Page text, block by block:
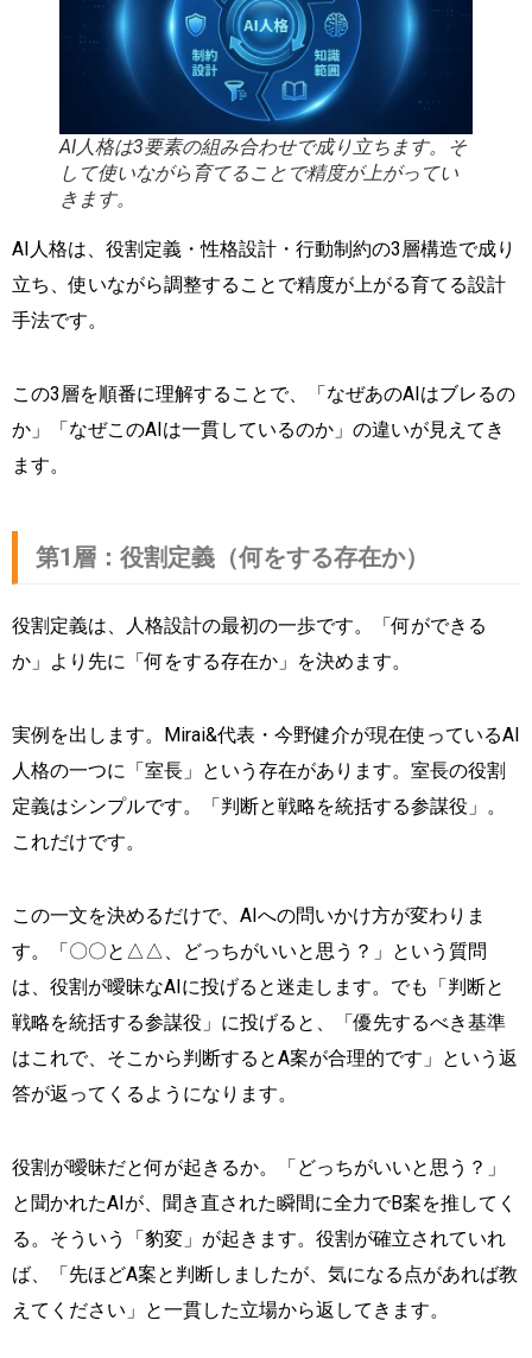
AI人格は3要素の組み合わせで成り立ちます。そ
して使いながら育てることで精度が上がってい
きます。
AI人格は、役割定義・性格設計・行動制約の3層構造で成り
立ち、使いながら調整することで精度が上がる育てる設計
手法です。
この3層を順番に理解することで、「なぜあのAIはブレるの
か」「なぜこのAIは一貫しているのか」の違いが見えてき
ます。
第1層：役割定義（何をする存在か）
役割定義は、人格設計の最初の一歩です。「何ができる
か」より先に「何をする存在か」を決めます。
実例を出します。Mirai&代表・今野健介が現在使っているAI
人格の一つに「室長」という存在があります。室長の役割
定義はシンプルです。「判断と戦略を統括する参謀役」。
これだけです。
この一文を決めるだけで、AIへの問いかけ方が変わりま
す。「〇〇と△△、どっちがいいと思う？」という質問
は、役割が曖昧なAIに投げると迷走します。でも「判断と
戦略を統括する参謀役」に投げると、「優先するべき基準
はこれで、そこから判断するとA案が合理的です」という返
答が返ってくるようになります。
役割が曖昧だと何が起きるか。「どっちがいいと思う？」
と聞かれたAIが、聞き直された瞬間に全力でB案を推してく
る。そういう「豹変」が起きます。役割が確立されていれ
ば、「先ほどA案と判断しましたが、気になる点があれば教
えてください」と一貫した立場から返してきます。